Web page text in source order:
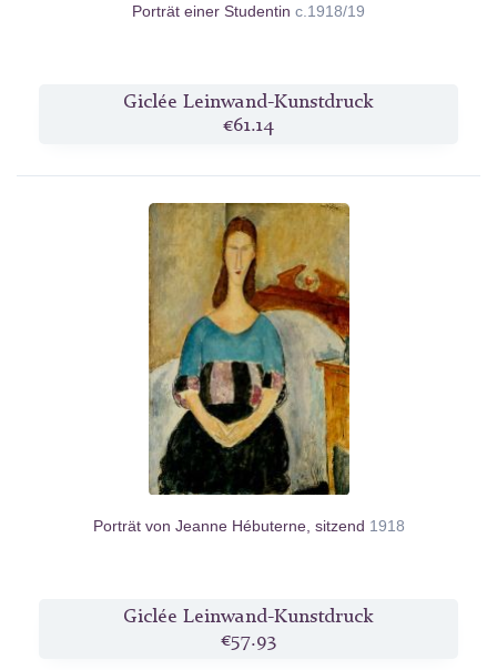
Porträt einer Studentin c.1918/19
Giclée Leinwand-Kunstdruck
€61.14
Porträt von Jeanne Hébuterne, sitzend 1918
Giclée Leinwand-Kunstdruck
€57.93